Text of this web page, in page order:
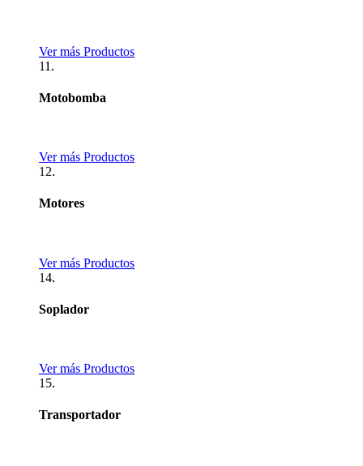
Ver más Productos
11.
Motobomba
Ver más Productos
12.
Motores
Ver más Productos
14.
Soplador
Ver más Productos
15.
Transportador